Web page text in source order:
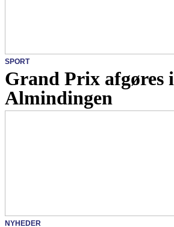
SPORT
Grand Prix afgøres i
Almindingen
NYHEDER